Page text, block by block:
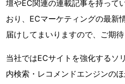
壇やEC関連の連載記事を持って
おり、ECマーケティングの最新
届けしてまいりますので、ご期待
当社ではECサイトを強化するソ
内検索・レコメンドエンジンの